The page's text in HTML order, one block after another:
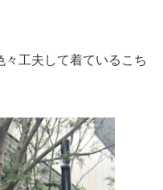
工夫して着ているこち